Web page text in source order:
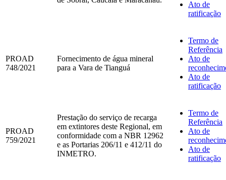
Ato de
ratificação
PROAD
748/2021
Fornecimento de água mineral
para a Vara de Tianguá
Termo de
Referência
Ato de
Ato de
ratificação
PROAD
759/2021
Prestação do serviço de recarga
em extintores deste Regional, em
conformidade com a NBR 12962
e as Portarias 206/11 e 412/11 do
INMETRO.
Termo de
Referência
Ato de
Ato de
ratificação